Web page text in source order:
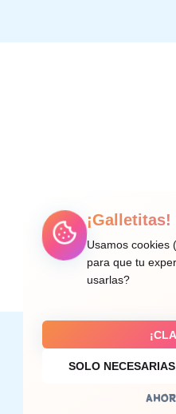
Aviso legal
¡Galletitas!
Usamos cookies
para que tu
usarlas?
SOLO NECESARIAS